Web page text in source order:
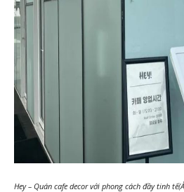
Hey – Quán cafe decor với phong cách đầy tinh